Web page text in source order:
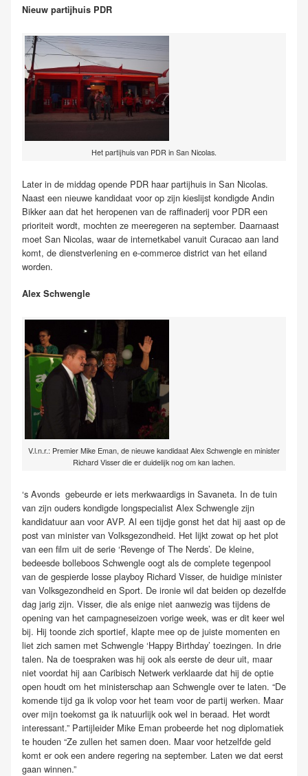
Nieuw partijhuis PDR
Het partijhuis van PDR in San Nicolas.
Later in de middag opende PDR haar partijhuis in San Nicolas.
Naast een nieuwe kandidaat voor op zijn kieslijst kondigde Andin
Bikker aan dat het heropenen van de raffinaderij voor PDR een
prioriteit wordt, mochten ze meeregeren na september. Daarnaast
moet San Nicolas, waar de internetkabel vanuit Curacao aan land
komt, de dienstverlening en e-commerce district van het eiland
worden.
Alex Schwengle
V.l.n.r.: Premier Mike Eman, de nieuwe kandidaat Alex Schwengle en minister
Richard Visser die er duidelijk nog om kan lachen.
‘s Avonds gebeurde er iets merkwaardigs in Savaneta. In de tuin
van zijn ouders kondigde longspecialist Alex Schwengle zijn
kandidatuur aan voor AVP. Al een tijdje gonst het dat hij aast op de
post van minister van Volksgezondheid. Het lijkt zowat op het plot
van een film uit de serie ‘Revenge of The Nerds’. De kleine,
bedeesde bolleboos Schwengle oogt als de complete tegenpool
van de gespierde losse playboy Richard Visser, de huidige minister
van Volksgezondheid en Sport. De ironie wil dat beiden op dezelfde
dag jarig zijn. Visser, die als enige niet aanwezig was tijdens de
opening van het campagneseizoen vorige week, was er dit keer wel
bij. Hij toonde zich sportief, klapte mee op de juiste momenten en
liet zich samen met Schwengle ‘Happy Birthday’ toezingen. In drie
talen. Na de toespraken was hij ook als eerste de deur uit, maar
niet voordat hij aan Caribisch Netwerk verklaarde dat hij de optie
open houdt om het ministerschap aan Schwengle over te laten. “De
komende tijd ga ik volop voor het team voor de partij werken. Maar
over mijn toekomst ga ik natuurlijk ook wel in beraad. Het wordt
interessant.” Partijleider Mike Eman probeerde het nog diplomatiek
te houden “Ze zullen het samen doen. Maar voor hetzelfde geld
komt er ook een andere regering na september. Laten we dat eerst
gaan winnen.”